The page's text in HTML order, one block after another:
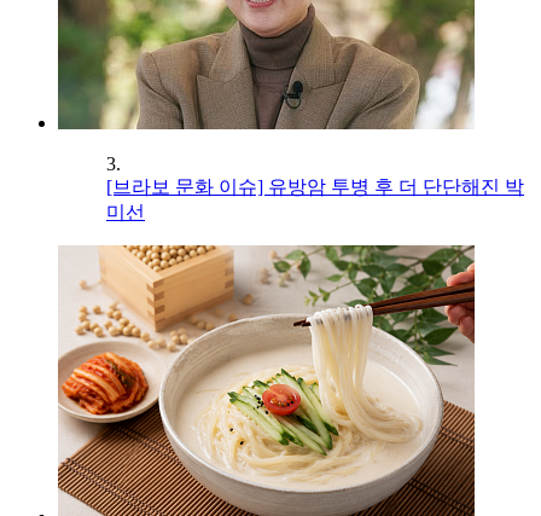
3.
[브라보 문화 이슈] 유방암 투병 후 더 단단해진 박
미선